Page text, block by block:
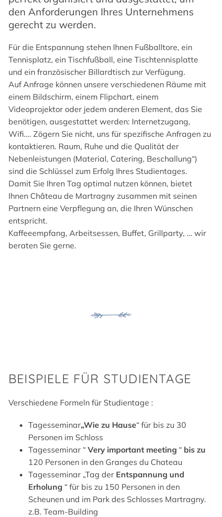
den Anforderungen Ihres Unternehmens
gerecht zu werden.
Für die Entspannung stehen Ihnen Fußballtore, ein
Tennisplatz, ein Tischfußball, eine Tischtennisplatte
und ein französischer Billardtisch zur Verfügung.
Auf Anfrage können unsere verschiedenen Räume mit
einem Bildschirm, einem Flipchart, einem
Videoprojektor oder jedem anderen Element, das Sie
benötigen, ausgestattet werden: Internetzugang,
Wifi…. Zögern Sie nicht, uns für spezifische Anfragen zu
kontaktieren. Raum, Ruhe und die Qualität der
Nebenleistungen (Material, Catering, Beschallung“)
sind die Schlüssel zum Erfolg Ihres Studientages.
Damit Sie Ihren Tag optimal nutzen können, bietet
Ihnen Château de Martragny zusammen mit seinen
Partnern eine Verpflegung an, die Ihren Wünschen
entspricht.
Kaffeeempfang, Arbeitsessen, Buffet, Grillparty, … wir
beraten Sie gerne.
BEISPIELE FÜR STUDIENTAGE
Verschiedene Formeln für Studientage :
Tagesseminar„Wie zu Hause“ für bis zu 30
Personen im Schloss
Tagesseminar “ Very important meeting “ bis zu
120 Personen in den Granges du Chateau
Tagesseminar „Tag der Entspannung und
Erholung “ für bis zu 150 Personen in den
Scheunen und im Park des Schlosses Martragny.
z.B. Team-Building